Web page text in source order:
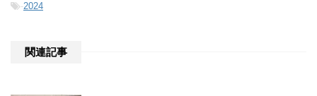
-2024
関連記事